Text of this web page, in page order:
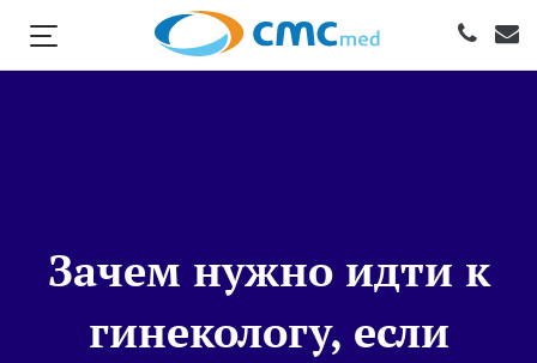
Зачем нужно идти к
гинекологу, если